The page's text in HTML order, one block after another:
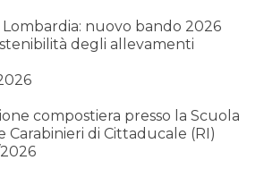
nuovo bando 2026
degli allevamenti
compostiera presso la Scuola
Carabinieri di Cittaducale (RI)